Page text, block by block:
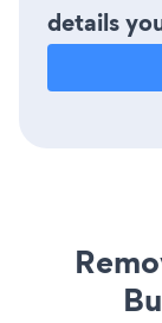
details